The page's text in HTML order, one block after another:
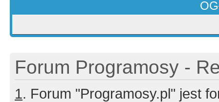
Forum Programosy -
1. Forum "Programosy.pl" jest